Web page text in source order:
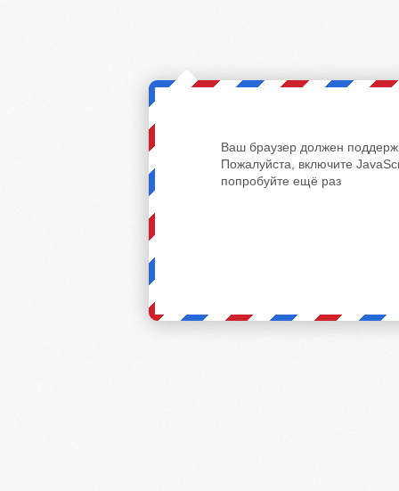
Ваш браузер должен
Пожалуйста, включите
попробуйте ещё раз